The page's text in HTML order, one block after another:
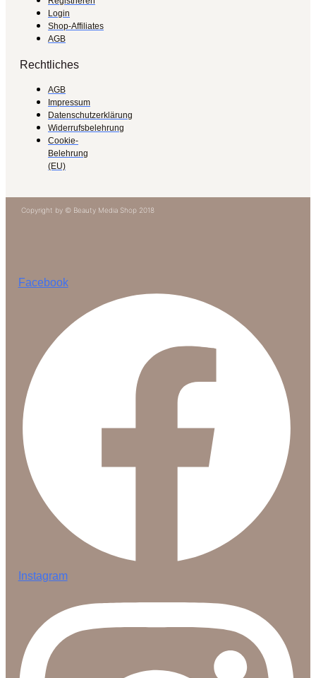
Login
Shop-Affiliates
AGB
Rechtliches
AGB
Impressum
Datenschutzerklärung
Widerrufsbelehrung
Cookie-
Belehrung
(EU)
Copyright by © Beauty Media Shop 2018
Facebook
Instagram